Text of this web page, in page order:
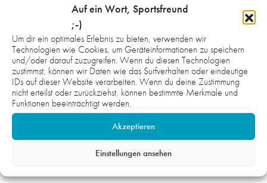
Auf ein Wort, Sportsfreund
;-)
Um dir ein optimales Erlebnis zu bieten, verwenden wir
Technologien wie Cookies, um Geräteinformationen zu speichern
und/oder darauf zuzugreifen. Wenn du diesen Technologien
zustimmst, können wir Daten wie das Surfverhalten oder eindeutige
IDs auf dieser Website verarbeiten. Wenn du deine Zustimmung
nicht erteilst oder zurückziehst, können bestimmte Merkmale und
Funktionen beeinträchtigt werden.
Akzeptieren
Einstellungen ansehen
Thomas Strobl (stammt aus Heilbronn) ab. Der ließ sich auch
ein Pausenbier schmecken, war erfreut über den Sieg seines
Teams, weniger amüsiert über die Niederlage Deutschlands
gegen Serbien, die parallel zum kurpfälzisch-schwäbischen
Vergleich auf einer Großbildleinwand gezeigt wurde.
HG: Berghoffer, Fauerbach; Barthelmeß (3), Antritter (2), Kern
(5), V. Huljak, D. Huljak (1), Nauß, Burmeister (2), Durak
(7/5), Novo, Hammarberg (3), Haase, Muth (4), von
Albedyll (1), Ferger (3), Auth.